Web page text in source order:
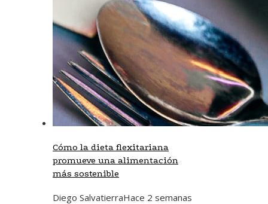
Cómo la dieta flexitariana
promueve una alimentación
más sostenible
Diego SalvatierraHace 2 semanas